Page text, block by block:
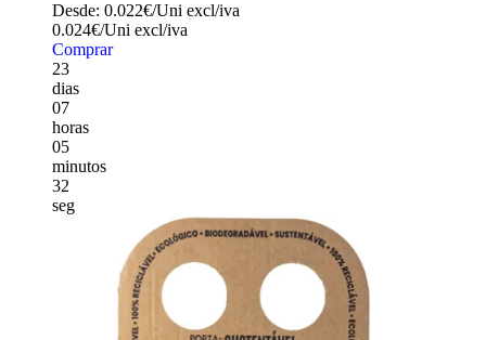
Desde: 0.022€/Uni excl/iva
0.024€/Uni excl/iva
Comprar
23
dias
07
horas
05
minutos
30
seg